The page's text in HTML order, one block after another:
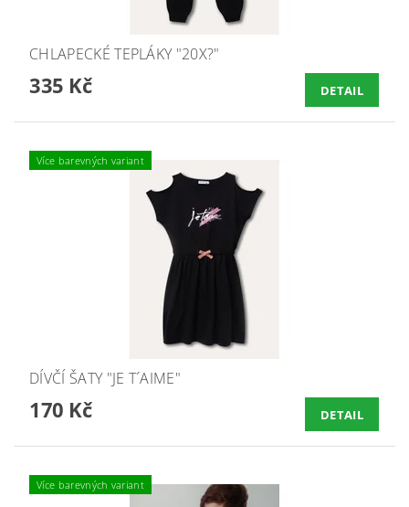
CHLAPECKÉ TEPLÁKY "20X?"
335 Kč DETAIL
Více barevných variant
DÍVČÍ ŠATY "JE T´AIME"
170 Kč DETAIL
Více barevných variant